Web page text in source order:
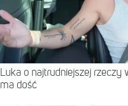
Luka o najtrudniejszej rzeczy
ma dość